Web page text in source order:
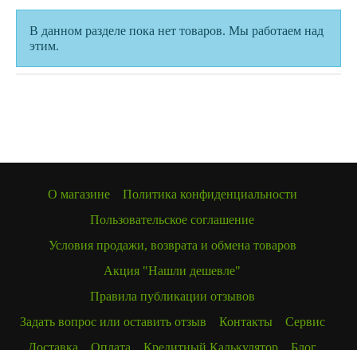
В данном разделе пока нет товаров. Мы работаем над
этим.
О магазине
Политика конфиденциальности
Пользовательское соглашение
Условия продажи, возврата и обмена товаров
Акция "Нашли дешевле"
Правила публикации отзывов
Задать вопрос или оставить отзыв
Контакты
Сервис
Доставка
Оплата Кредитный Калькулятор Блог